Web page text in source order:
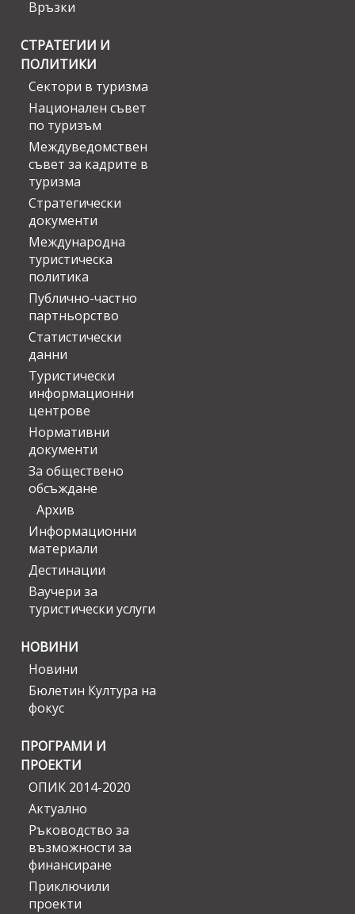
Връзки
СТРАТЕГИИ И
ПОЛИТИКИ
Сектори в туризма
Национален съвет
по туризъм
Междуведомствен
съвет за кадрите в
туризма
Стратегически
документи
Международна
туристическа
политика
Публично-частно
партньорство
Статистически
данни
Туристически
информационни
центрове
Нормативни
документи
За обществено
обсъждане
Архив
Информационни
материали
Дестинации
Ваучери за
туристически услуги
НОВИНИ
Новини
Бюлетин Култура на
фокус
ПРОГРАМИ И
ПРОЕКТИ
ОПИК 2014-2020
Актуално
Ръководство за
възможности за
финансиране
Приключили
проекти